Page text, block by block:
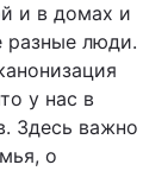
и в домах и
разные люди.
у нас в
Здесь важно
о